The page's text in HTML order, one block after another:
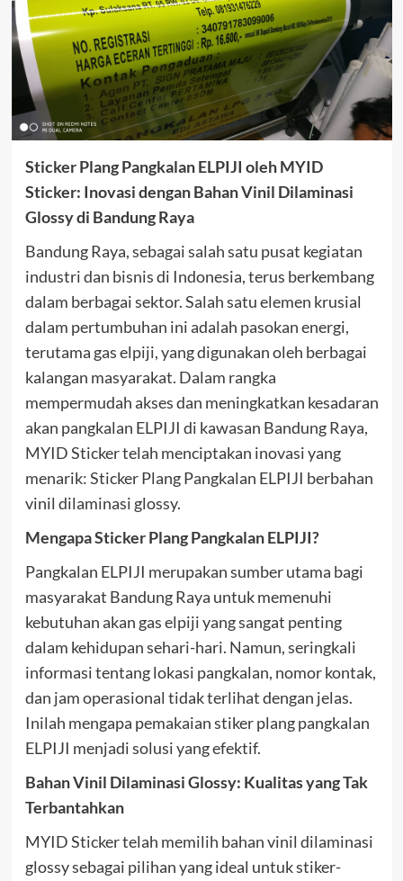
Sticker Plang Pangkalan ELPIJI oleh MYID
Sticker: Inovasi dengan Bahan Vinil Dilaminasi
Glossy di Bandung Raya
Bandung Raya, sebagai salah satu pusat kegiatan
industri dan bisnis di Indonesia, terus berkembang
dalam berbagai sektor. Salah satu elemen krusial
dalam pertumbuhan ini adalah pasokan energi,
terutama gas elpiji, yang digunakan oleh berbagai
kalangan masyarakat. Dalam rangka
mempermudah akses dan meningkatkan kesadaran
akan pangkalan ELPIJI di kawasan Bandung Raya,
MYID Sticker telah menciptakan inovasi yang
menarik: Sticker Plang Pangkalan ELPIJI berbahan
vinil dilaminasi glossy.
Mengapa Sticker Plang Pangkalan ELPIJI?
Pangkalan ELPIJI merupakan sumber utama bagi
masyarakat Bandung Raya untuk memenuhi
kebutuhan akan gas elpiji yang sangat penting
dalam kehidupan sehari-hari. Namun, seringkali
informasi tentang lokasi pangkalan, nomor kontak,
dan jam operasional tidak terlihat dengan jelas.
Inilah mengapa pemakaian stiker plang pangkalan
ELPIJI menjadi solusi yang efektif.
Bahan Vinil Dilaminasi Glossy: Kualitas yang Tak
Terbantahkan
MYID Sticker telah memilih bahan vinil dilaminasi
glossy sebagai pilihan yang ideal untuk stiker-